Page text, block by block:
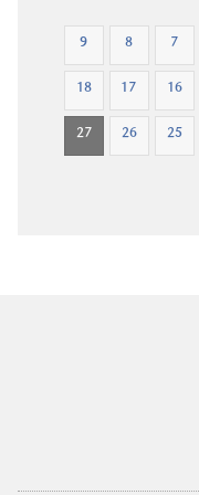
7
8
9
16
17
18
25
26
27